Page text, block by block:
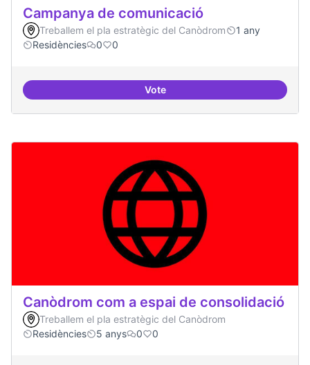
Campanya de comunicació
Treballem el pla estratègic del Canòdrom
1 any
Residències
0 0
VoteCampanya de comunicació
Canòdrom com a espai de consolidació
Treballem el pla estratègic del Canòdrom
Residències
5 anys 0 0